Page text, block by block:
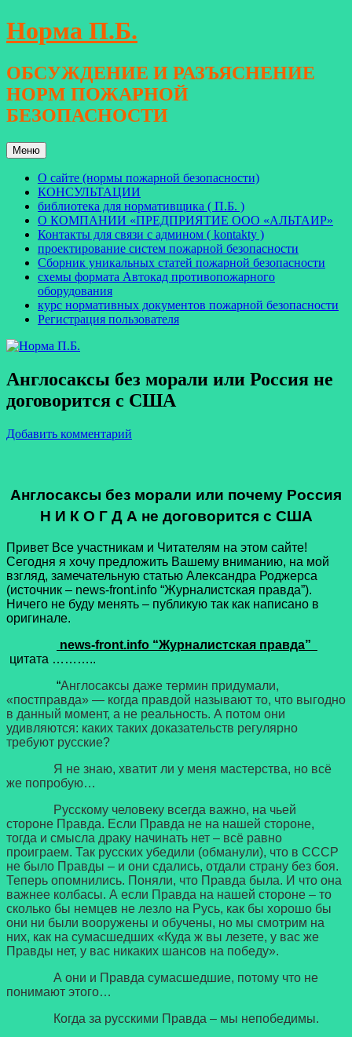
Перейти
к
Норма П.Б.
ОБСУЖДЕНИЕ И РАЗЪЯСНЕНИЕ
НОРМ ПОЖАРНОЙ
БЕЗОПАСНОСТИ
Меню
О сайте (нормы пожарной безопасности)
КОНСУЛЬТАЦИИ
библиотека для нормативщика ( П.Б. )
О КОМПАНИИ «ПРЕДПРИЯТИЕ ООО «АЛЬТАИР»
Контакты для связи с админом ( kontakty )
проектирование систем пожарной безопасности
Сборник уникальных статей пожарной безопасности
схемы формата Автокад противопожарного
оборудования
курс нормативных документов пожарной безопасности
Регистрация пользователя
Англосаксы без морали или Россия не
договорится с США
Добавить комментарий
Англосаксы без морали или почему Россия
Н И К О Г Д А не договорится с США
Привет Все участникам и Читателям на этом сайте!
Сегодня я хочу предложить Вашему вниманию, на мой
взгляд, замечательную статью Александра Роджерса
(источник – news-front.info “Журналистская правда”).
Ничего не буду менять – публикую так как написано в
оригинале.
news-front.info “Журналистская правда”
цитата ………..
“Англосаксы даже термин придумали,
«постправда» — когда правдой называют то, что выгодно
в данный момент, а не реальность. А потом они
удивляются: каких таких доказательств регулярно
требуют русские?
Я не знаю, хватит ли у меня мастерства, но всё
же попробую…
Русскому человеку всегда важно, на чьей
стороне Правда. Если Правда не на нашей стороне,
тогда и смысла драку начинать нет – всё равно
проиграем. Так русских убедили (обманули), что в СССР
не было Правды – и они сдались, отдали страну без боя.
Теперь опомнились. Поняли, что Правда была. И что она
важнее колбасы. А если Правда на нашей стороне – то
сколько бы немцев не лезло на Русь, как бы хорошо бы
они ни были вооружены и обучены, но мы смотрим на
них, как на сумасшедших «Куда ж вы лезете, у вас же
Правды нет, у вас никаких шансов на победу».
А они и Правда сумасшедшие, потому что не
понимают этого…
Когда за русскими Правда – мы непобедимы.